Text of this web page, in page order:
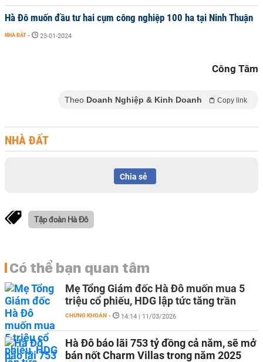
Hà Đô muốn đầu tư hai cụm công nghiệp 100 ha tại Ninh Thuận
NHÀ ĐẤT - 23-01-2024
Công Tâm
Theo Doanh Nghiệp & Kinh Doanh Copy link
NHÀ ĐẤT
Chia sẻ
Tập đoàn Hà Đô
Có thể bạn quan tâm
Mẹ Tổng Giám đốc Hà Đô muốn mua 5
triệu cổ phiếu, HDG lập tức tăng trần
CHỨNG KHOÁN - 14:14 | 11/03/2026
Hà Đô báo lãi 753 tỷ đồng cả năm, sẽ mở
bán nốt Charm Villas trong năm 2025